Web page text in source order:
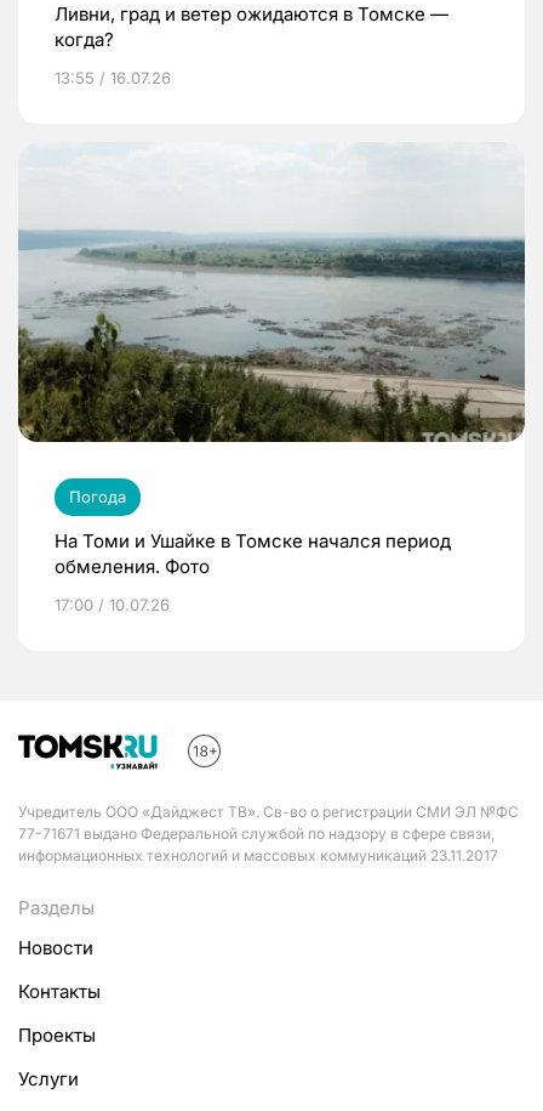
Ливни, град и ветер ожидаются в Томске —
когда?
13:55 / 16.07.26
Погода
На Томи и Ушайке в Томске начался период
обмеления. Фото
17:00 / 10.07.26
Учредитель ООО «Дайджест ТВ». Св-во о регистрации СМИ ЭЛ №ФС
77-71671 выдано Федеральной службой по надзору в сфере связи,
информационных технологий и массовых коммуникаций 23.11.2017
Разделы
Новости
Контакты
Проекты
Услуги